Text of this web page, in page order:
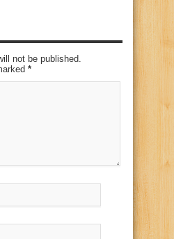
not be published.
*